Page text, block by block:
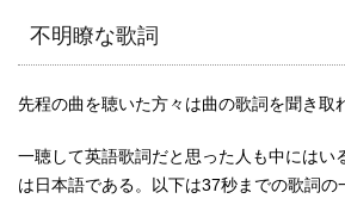
不明瞭な歌詞
先程の曲を聴いた方々は曲の歌詞を聞き取
一聴して英語歌詞だと思った人も中にはい
は日本語である。以下は37秒までの歌詞の